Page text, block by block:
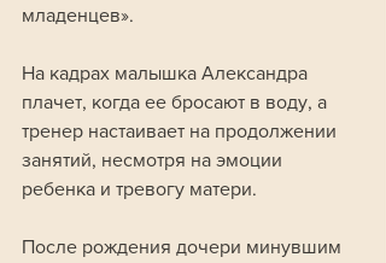
младенцев».
На кадрах малышка Александра
плачет, когда ее бросают в воду, а
тренер настаивает на продолжении
занятий, несмотря на эмоции
ребенка и тревогу матери.
После рождения дочери минувшим